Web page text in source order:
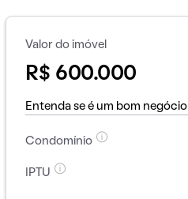
Valor do imóvel
R$ 600.000
Entenda se é um bom negócio
Condomínio
IPTU